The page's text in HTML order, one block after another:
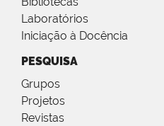
Laboratórios
Iniciação à Docência
PESQUISA
Grupos
Projetos
Revistas